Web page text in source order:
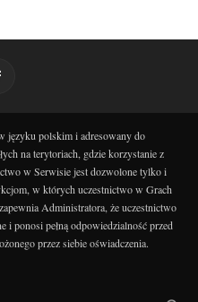
języku polskim i adresowany do
na terytoriach, gdzie korzystanie z
w Serwisie jest dozwolone tylko i
w których uczestnictwo w Grach
Administratora, że uczestnictwo
ponosi pełną odpowiedzialność przed
przez siebie oświadczenia.